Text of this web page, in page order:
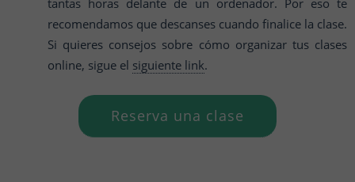
tantas horas delante de un ordenador. Por eso te
recomendamos que descanses cuando finalice la clase.
Si quieres consejos sobre cómo organizar tus clases
online, sigue el siguiente link.
Reserva una clase